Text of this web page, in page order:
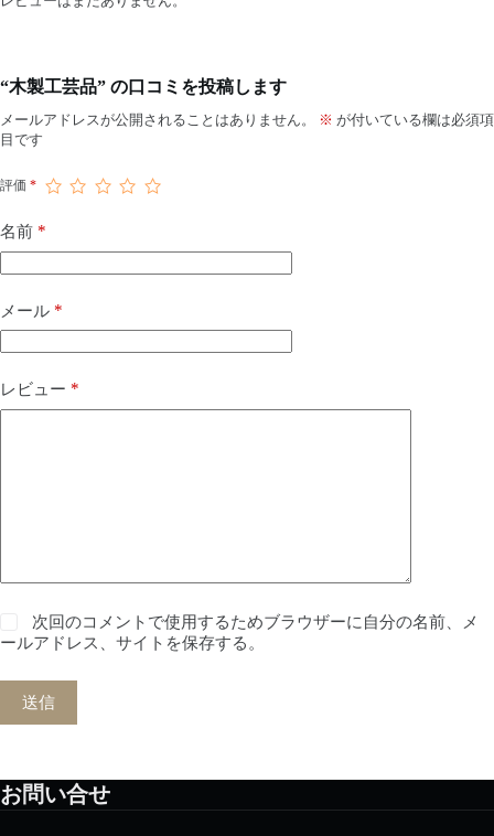
“木製工芸品” の口コミを投稿します
メールアドレスが公開されることはありません。 ※ が付いている欄は必須項
目です
評価 *
名前 *
メール *
レビュー *
次回のコメントで使用するためブラウザーに自分の名前、メ
ールアドレス、サイトを保存する。
送信
お問い合せ